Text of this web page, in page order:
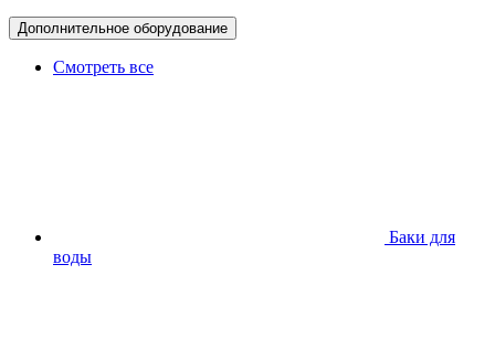
Дополнительное оборудование
Смотреть все
Баки для
воды